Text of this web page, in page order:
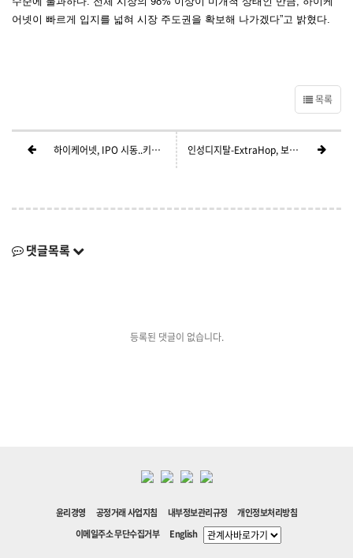
어넷이 빠르게 입지를 넓혀 시장 주도권을 확보해 나가겠다”고 밝혔다.
목록
하이케어넷, IPO 시동..키움증권과 상장 주관사 계약 체결 인성디지탈-ExtraHop, 보안 NDR 솔루션 ‘리빌엑스’ 유통 총판 계약 체결
댓글목록
등록된 댓글이 없습니다.
윤리경영 공정거래 사업지침 내부정보관리규정
개인정보처리방침
이메일주소 무단수집거부
English